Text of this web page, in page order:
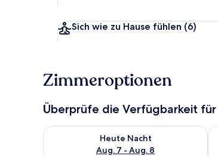
Sich wie zu Hause fühlen (6)
Zimmeroptionen
Überprüfe die Verfügbarkeit
Heute Nacht
Aug. 7 - Aug. 8
Überprüfe die Verfügbarkeit für heute